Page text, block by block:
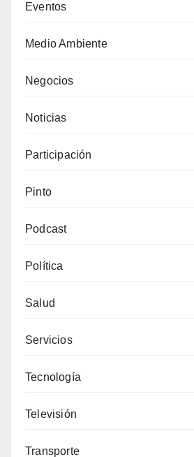
Eventos
Medio Ambiente
Negocios
Noticias
Participación
Pinto
Podcast
Política
Salud
Servicios
Tecnología
Televisión
Transporte